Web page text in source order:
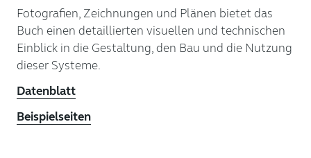
Fotografien, Zeichnungen und Plänen bietet das
Buch einen detaillierten visuellen und technischen
Einblick in die Gestaltung, den Bau und die Nutzung
dieser Systeme.
Datenblatt
Beispielseiten